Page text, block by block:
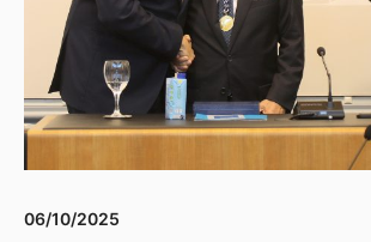
06/10/2025